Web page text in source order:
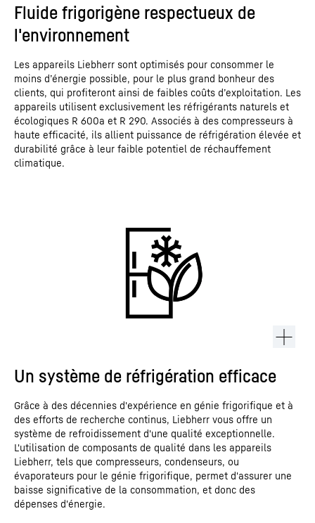
Fluide frigorigène respectueux de
l'environnement
Les appareils Liebherr sont optimisés pour consommer le
moins d’énergie possible, pour le plus grand bonheur des
clients, qui profiteront ainsi de faibles coûts d’exploitation. Les
appareils utilisent exclusivement les réfrigérants naturels et
écologiques R 600a et R 290. Associés à des compresseurs à
haute efficacité, ils allient puissance de réfrigération élevée et
durabilité grâce à leur faible potentiel de réchauffement
climatique.
Un système de réfrigération efficace
Grâce à des décennies d'expérience en génie frigorifique et à
des efforts de recherche continus, Liebherr vous offre un
système de refroidissement d'une qualité exceptionnelle.
L'utilisation de composants de qualité dans les appareils
Liebherr, tels que compresseurs, condenseurs, ou
évaporateurs pour le génie frigorifique, permet d'assurer une
baisse significative de la consommation, et donc des
dépenses d'énergie.